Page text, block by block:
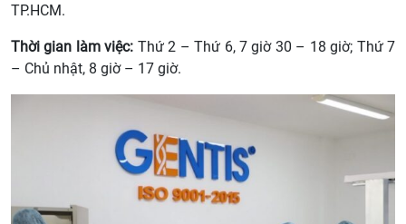
TP.HCM.
Thời gian làm việc: Thứ 2 – Thứ 6, 7 giờ 30 – 18 giờ; Thứ 7
– Chủ nhật, 8 giờ – 17 giờ.